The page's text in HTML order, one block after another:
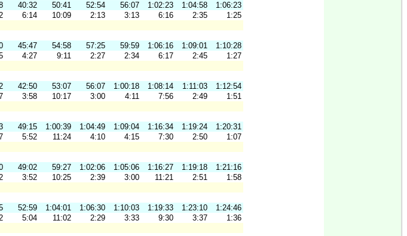
40:32 50:41 52:54 56:07 1:02:23 1:04:58
1:06:23
6:14 10:09 2:13 3:13 6:16 2:35
1:25
45:47 54:58 57:25 59:59 1:06:16 1:09:01
1:10:28
4:27 9:11 2:27 2:34 6:17 2:45
1:27
42:50 53:07 56:07 1:00:18 1:08:14 1:11:03
1:12:54
3:58 10:17 3:00 4:11 7:56 2:49
1:51
49:15 1:00:39 1:04:49 1:09:04 1:16:34 1:19:24
1:20:31
5:52 11:24 4:10 4:15 7:30 2:50
1:07
49:02 59:27 1:02:06 1:05:06 1:16:27 1:19:18
1:21:16
3:52 10:25 2:39 3:00 11:21 2:51
1:58
52:59 1:04:01 1:06:30 1:10:03 1:19:33 1:23:10
1:24:46
5:04 11:02 2:29 3:33 9:30 3:37
1:36